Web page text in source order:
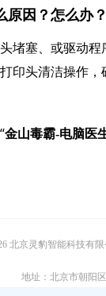
原因？怎么办？
堵塞、或驱动
印头清洁操作
金山毒霸-电脑医
北京灵豹智能科技有限
地址：北京市朝阳